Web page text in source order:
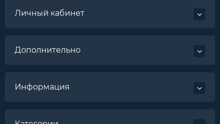
Личный кабинет
Дополнительно
Информация